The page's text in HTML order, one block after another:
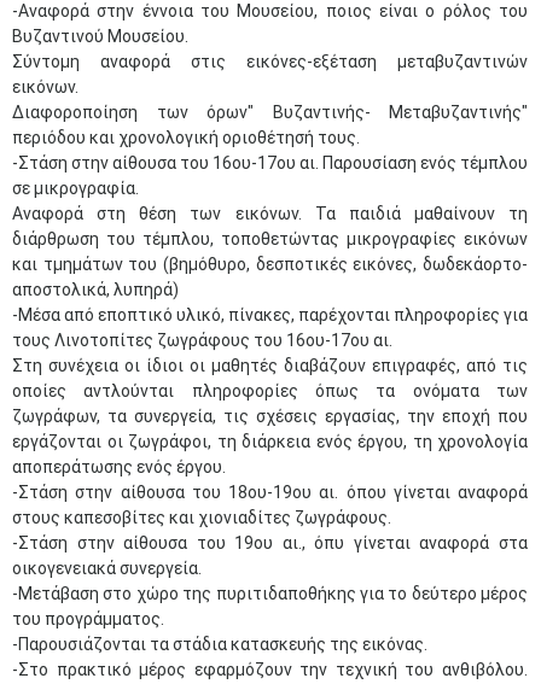
-Αναφορά στην έννοια του Μουσείου, ποιος είναι ο ρόλος του
Βυζαντινού Μουσείου.
Σύντομη αναφορά στις εικόνες-εξέταση μεταβυζαντινών
εικόνων.
Διαφοροποίηση των όρων" Βυζαντινής- Μεταβυζαντινής"
περιόδου και χρονολογική οριοθέτησή τους.
-Στάση στην αίθουσα του 16ου-17ου αι. Παρουσίαση ενός τέμπλου
σε μικρογραφία.
Αναφορά στη θέση των εικόνων. Τα παιδιά μαθαίνουν τη
διάρθρωση του τέμπλου, τοποθετώντας μικρογραφίες εικόνων
και τμημάτων του (βημόθυρο, δεσποτικές εικόνες, δωδεκάορτο-
αποστολικά, λυπηρά)
-Μέσα από εποπτικό υλικό, πίνακες, παρέχονται πληροφορίες για
τους Λινοτοπίτες ζωγράφους του 16ου-17ου αι.
Στη συνέχεια οι ίδιοι οι μαθητές διαβάζουν επιγραφές, από τις
οποίες αντλούνται πληροφορίες όπως τα ονόματα των
ζωγράφων, τα συνεργεία, τις σχέσεις εργασίας, την εποχή που
εργάζονται οι ζωγράφοι, τη διάρκεια ενός έργου, τη χρονολογία
αποπεράτωσης ενός έργου.
-Στάση στην αίθουσα του 18ου-19ου αι. όπου γίνεται αναφορά
στους καπεσοβίτες και χιονιαδίτες ζωγράφους.
-Στάση στην αίθουσα του 19ου αι., όπυ γίνεται αναφορά στα
οικογενειακά συνεργεία.
-Μετάβαση στο χώρο της πυριτιδαποθήκης για το δεύτερο μέρος
του προγράμματος.
-Παρουσιάζονται τα στάδια κατασκευής της εικόνας.
-Στο πρακτικό μέρος εφαρμόζουν την τεχνική του ανθιβόλου.